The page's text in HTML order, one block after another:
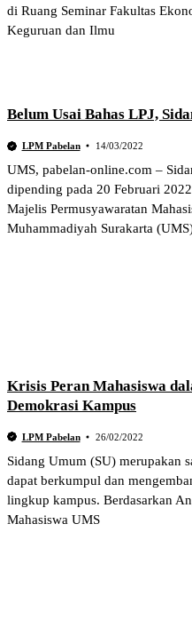
di Ruang Seminar Fakultas
Keguruan dan Ilmu
Belum Usai Bahas LPJ,
LPM Pabelan 14/03/2022
UMS, pabelan-online.com –
dipending pada 20 Februari
Majelis Permusyawaratan
Muhammadiyah Surakarta
Krisis Peran Mahasiswa
Demokrasi Kampus
LPM Pabelan 26/02/2022
Sidang Umum (SU) merupakan
dapat berkumpul dan
lingkup kampus. Berdasarkan
Mahasiswa UMS